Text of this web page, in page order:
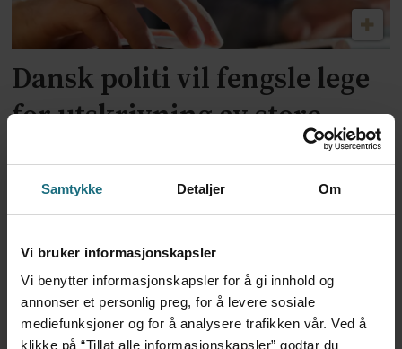
Samtykke Detaljer Om
Vi bruker informasjonskapsler
Vi benytter informasjonskapsler for å gi innhold og
annonser et personlig preg, for å levere sosiale
mediefunksjoner og for å analysere trafikken vår. Ved å
klikke på “Tillat alle informasjonskapsler” godtar du
Dansk politi vil fengsle lege
for utskrivning av store